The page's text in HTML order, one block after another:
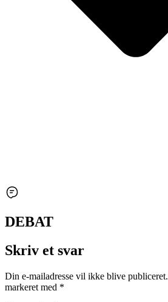
DEBAT
Skriv et svar
Din e-mailadresse vil ikke blive publiceret.
markeret med *